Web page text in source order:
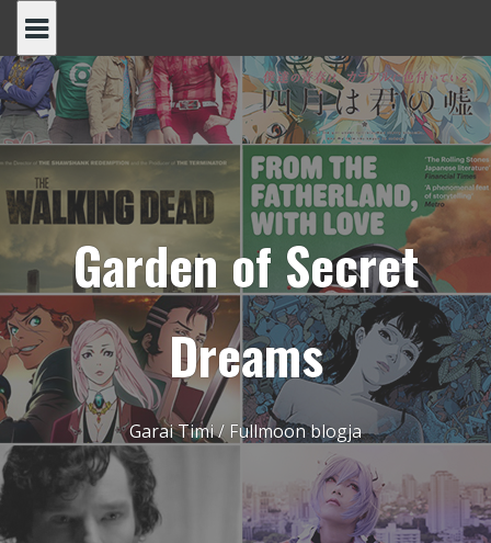
content
Garden of Secret
Dreams
Garai Timi / Fullmoon blogja